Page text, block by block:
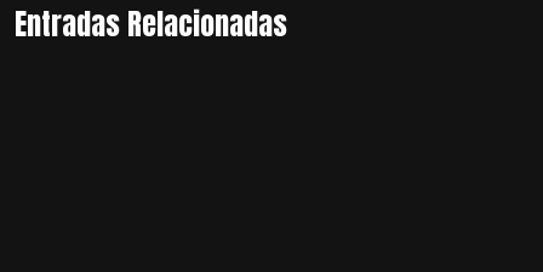
Entradas Relacionadas